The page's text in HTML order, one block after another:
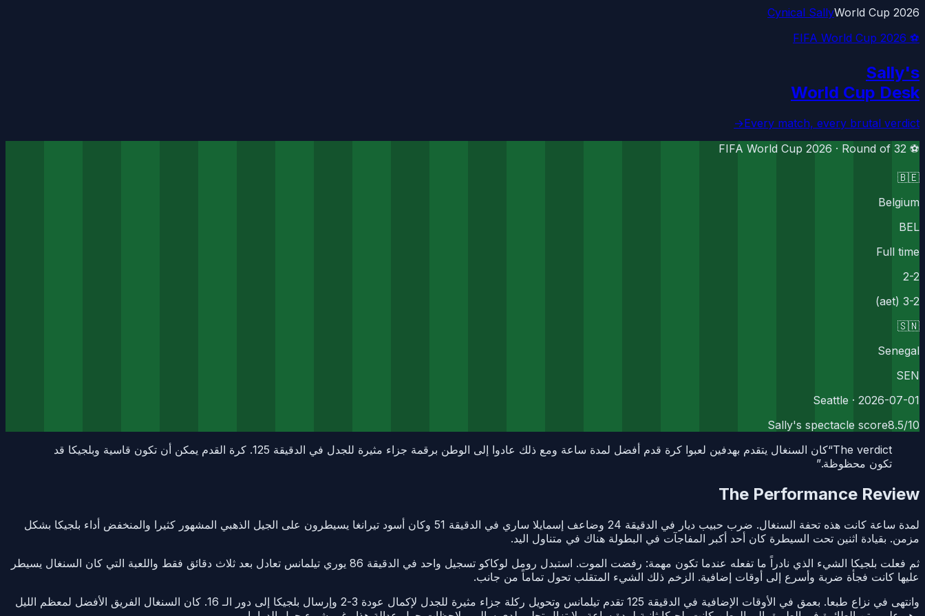
Cynical SallyWorld Cup 2026
⚽ FIFA World Cup 2026
Sally's
World Cup Desk
Every match, every brutal verdict
→
⚽ FIFA World Cup 2026 ·
Round of 32
🇧🇪
Belgium
BEL
Full time
2-2
3-2 (aet)
🇸🇳
Senegal
SEN
2026-07-01
· Seattle
Sally's spectacle score8.5/10
The verdict
“
كان السنغال يتقدم بهدفين لعبوا كرة قدم أفضل لمدة ساعة ومع ذلك عادوا إلى الوطن برقمة جزاء مثيرة للجدل في الدقيقة 125. كرة القدم يمكن أن تكون قاسية وبلجيكا قد
تكون محظوظة.”
The Performance Review
لمدة ساعة كانت هذه تحفة السنغال. ضرب حبيب ديار في الدقيقة 24 وضاعف إسمايلا ساري في الدقيقة 51 وكان أسود تيرانغا يسيطرون على الجيل الذهبي المشهور كثيرا والمنخفض أداء بلجيكا بشكل
مزمن. بقيادة اثنين تحت السيطرة كان أحد أكبر المفاجآت في البطولة هناك في متناول اليد.
ثم فعلت بلجيكا الشيء الذي نادراً ما تفعله عندما تكون مهمة: رفضت الموت. استبدل رومل لوكاكو تسجيل واحد في الدقيقة 86 يوري تيلمانس تعادل بعد ثلاث دقائق فقط واللعبة التي كان السنغال يسيطر
عليها كانت فجأة ضربة وأسرع إلى أوقات إضافية. الزخم ذلك الشيء المتقلب تحول تماماً من جانب.
وانتهى في نزاع طبعا. بعمق في الأوقات الإضافية في الدقيقة 125 تقدم تيلمانس وتحويل ركلة جزاء مثيرة للجدل لإكمال عودة 3-2 وإرسال بلجيكا إلى دور الـ 16. كان السنغال الفريق الأفضل لمعظم الليل